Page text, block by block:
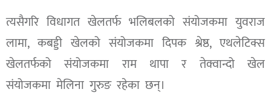
त्यसैगरि विधागत खेलतर्फ भलिबलको संयोजकमा युवराज
लामा, कबड्डी खेलको संयोजकमा दिपक श्रेष्ठ, एथलेटिक्स
खेलतर्फको संयोजकमा राम थापा र तेक्वान्दो खेल
संयोजकमा मेलिना गुरुङ रहेका छन्।